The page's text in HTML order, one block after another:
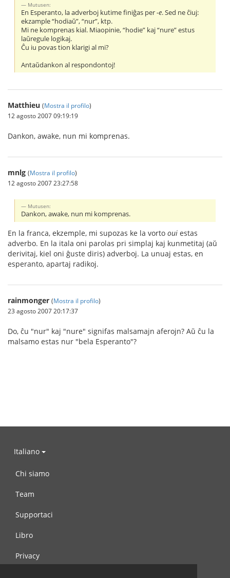
Mutusen:
En Esperanto, la adverboj kutime finiĝas per-e. Sed ne ĉiuj:
ekzample “hodiaŭ”, “nur”, ktp.
Mi ne komprenas kial. Miaopinie, “hodie” kaj “nure” estus
laŭregule logikaj.
Ĉu iu povas tion klarigi al mi?
Antaŭdankon al respondontoj!
Matthieu (Mostra il profilo)
12 agosto 2007 09:19:19
Dankon, awake, nun mi komprenas.
mnlg (Mostra il profilo)
12 agosto 2007 23:27:58
Mutusen:
Dankon, awake, nun mi komprenas.
En la franca, ekzemple, mi supozas ke la vorto oui estas
adverbo. En la itala oni parolas pri simplaj kaj kunmetitaj (aŭ
derivitaj, kiel oni ĝuste diris) adverboj. La unuaj estas, en
esperanto, apartaj radikoj.
rainmonger (Mostra il profilo)
23 agosto 2007 20:17:37
Do, ĉu "nur" kaj "nure" signifas malsamajn aferojn? Aŭ ĉu la
malsamo estas nur "bela Esperanto"?
Italiano
Chi siamo
Team
Supportaci
Libro
Privacy